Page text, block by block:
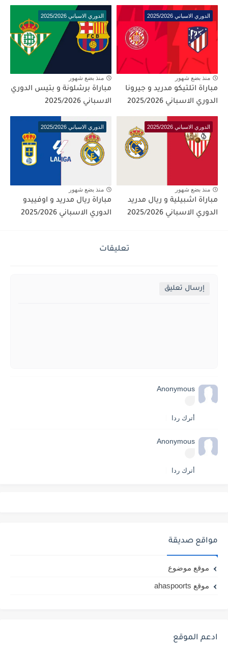
الدوري الاسباني 2025/2026
منذ بضع شهور
مباراة اتلتيكو مدريد و جيرونا
الدوري الاسباني 2025/2026
الدوري الاسباني 2025/2026
منذ بضع شهور
مباراة برشلونة و بتيس الدوري
الاسباني 2025/2026
الدوري الاسباني 2025/2026
منذ بضع شهور
مباراة اشبيلية و ريال مدريد
الدوري الاسباني 2025/2026
الدوري الاسباني 2025/2026
منذ بضع شهور
مباراة ريال مدريد و اوفييدو
الدوري الاسباني 2025/2026
تعليقات
إرسال تعليق
Anonymous
أترك ردا
Anonymous
أترك ردا
مواقع صديقة
موقع موضوع
موقع ahaspoorts
ادعم الموقع